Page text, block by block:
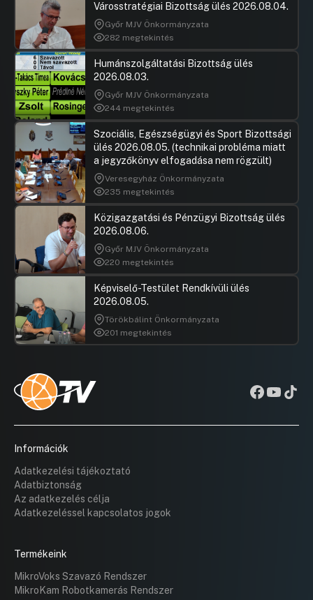
Városstratégiai Bizottság ülés 2026.08.04.
Győr MJV Önkormányzata
282 megtekintés
Humánszolgáltatási Bizottság ülés
2026.08.03.
Győr MJV Önkormányzata
244 megtekintés
Szociális, Egészségügyi és Sport Bizottsági
ülés 2026.08.05. (technikai probléma miatt
a jegyzőkönyv elfogadása nem rögzült)
Veresegyház Önkormányzata
235 megtekintés
Közigazgatási és Pénzügyi Bizottság ülés
2026.08.06.
Győr MJV Önkormányzata
220 megtekintés
Képviselő-Testület Rendkívüli ülés
2026.08.05.
Törökbálint Önkormányzata
201 megtekintés
Információk
Adatkezelési tájékoztató
Adatbiztonság
Az adatkezelés célja
Adatkezeléssel kapcsolatos jogok
Termékeink
MikroVoks Szavazó Rendszer
MikroKam Robotkamerás Rendszer